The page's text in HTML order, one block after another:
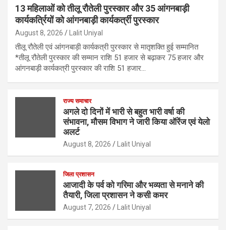
13 महिलाओं को तीलू रौतेली पुरस्कार और 35 आंगनबाड़ी
कार्यकर्त्रियों को आंगनबाड़ी कार्यकर्त्री पुरस्कार
August 8, 2026 Lalit Uniyal
तीलू रौतेली एवं आंगनबाड़ी कार्यकत्री पुरस्कार से मातृशक्ति हुई सम्मानित
*तीलू रौतेली पुरस्कार की सम्मान राशि 51 हजार से बढ़ाकर 75 हजार और
आंगनबाड़ी कार्यकत्री पुरस्कार की राशि 51 हजार…
राज्य समाचार
अगले दो दिनों में भारी से बहुत भारी वर्षा की
संभावना, मौसम विभाग ने जारी किया ऑरेंज एवं येलो
अलर्ट
August 8, 2026 Lalit Uniyal
जिला प्रशासन
आजादी के पर्व को गरिमा और भव्यता से मनाने की
तैयारी, जिला प्रशासन ने कसी कमर
August 7, 2026 Lalit Uniyal